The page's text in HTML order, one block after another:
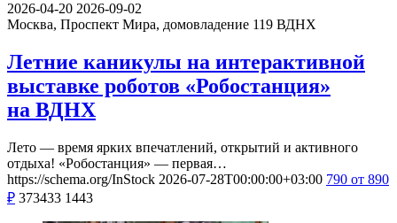
2026-04-20 2026-09-02
Москва, Проспект Мира, домовладение 119 ВДНХ
Летние каникулы на интерактивной
выставке роботов «Робостанция»
на ВДНХ
Лето — время ярких впечатлений, открытий и активного
отдыха! «Робостанция» — первая…
https://schema.org/InStock 2026-07-28T00:00:00+03:00 790 от 890
₽ 373433 1443